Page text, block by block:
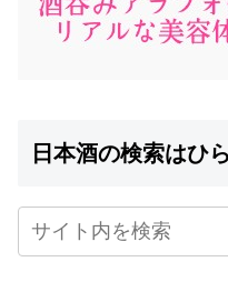
日本酒の検索はひ